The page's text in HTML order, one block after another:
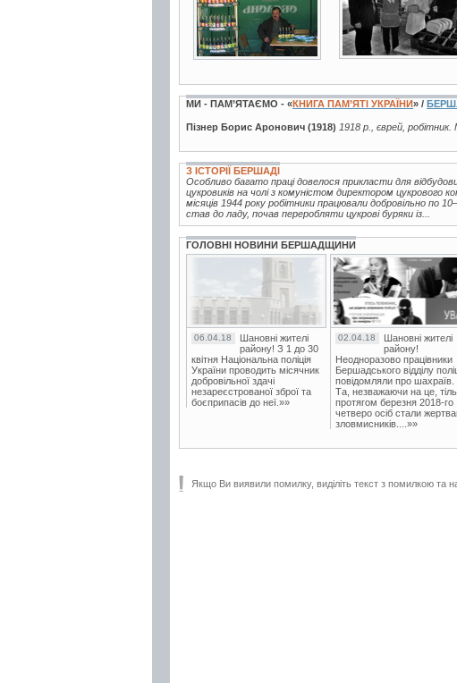
МИ - ПАМ’ЯТАЄМО - «КНИГА ПАМ’ЯТІ УКРАЇНИ» /
Пізнер Борис Аронович (1918) 1918 р., єврей, робітник.
З ІСТОРІЇ БЕРШАДІ
Особливо багато праці довелося прикласти для
цукровиків на чолі з комуністом директором цукрового
місяців 1944 року робітники працювали добровільно по
став до ладу, почав переробляти цукрові буряки із...
ГОЛОВНІ НОВИНИ БЕРШАДЩИНИ
06.04.18
Шановні жителі
району! З 1 до 30
квітня Національна поліція
України проводить місячник
добровільної здачі
незареєстрованої зброї та
боєприпасів до неї.»»
02.04.18
Шановні жителі
району!
Неодноразово працівники
Бершадського відділу
повідомляли про шахраїв.
Та, незважаючи на це,
протягом березня 2018-го
четверо осіб стали
зловмисників....»»
Якщо Ви виявили помилку, виділіть текст з помилкою та